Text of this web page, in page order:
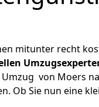
mitunter recht
von Moers
Ob Sie nun eine